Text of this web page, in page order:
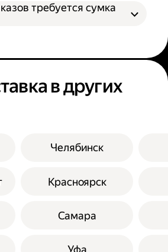
требуется сумка
в других
Челябинск
Красноярск
Самара
Уфа